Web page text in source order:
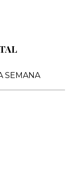
SEMANA